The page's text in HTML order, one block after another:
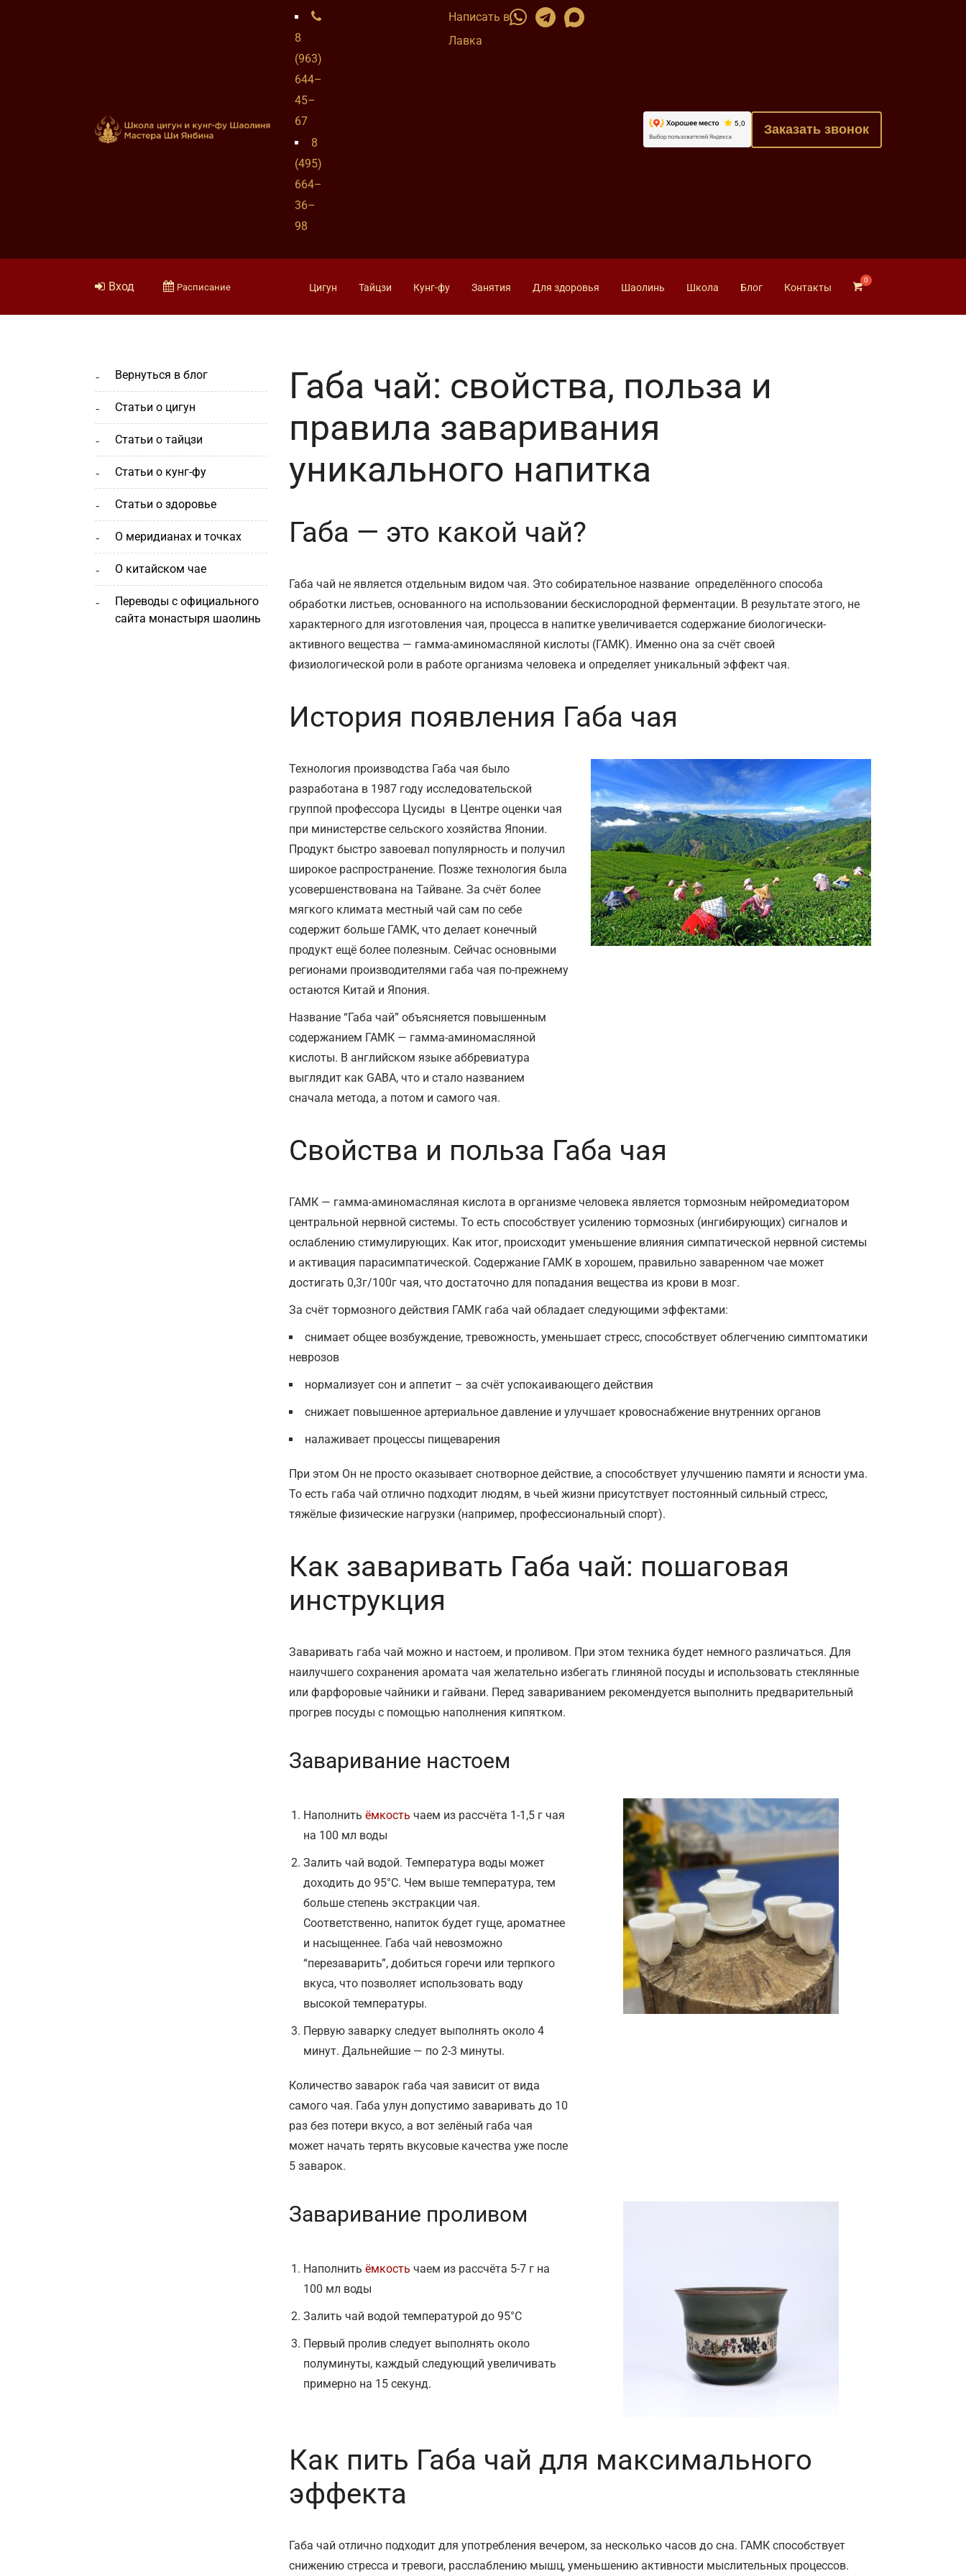
8
(963)
644–
45–
67
8
(495)
664–
36–
98
Написать в
Лавка
Заказать звонок
Вход Расписание Цигун Тайцзи Кунг-фу Занятия Для здоровья Шаолинь Школа Блог Контакты
вернуться в блог
статьи о цигун
статьи о тайцзи
статьи о кунг-фу
статьи о здоровье
о меридианах и точках
о китайском чае
переводы с официального
сайта монастыря шаолинь
Габа чай: свойства, польза и
правила заваривания
уникального напитка
Габа — это какой чай?
Габа чай не является отдельным видом чая. Это собирательное название определённого способа
обработки листьев, основанного на использовании бескислородной ферментации. В результате этого, не
характерного для изготовления чая, процесса в напитке увеличивается содержание биологически-
активного вещества — гамма-аминомасляной кислоты (ГАМК). Именно она за счёт своей
физиологической роли в работе организма человека и определяет уникальный эффект чая.
История появления Габа чая
Технология производства Габа чая было
разработана в 1987 году исследовательской
группой профессора Цусиды в Центре оценки чая
при министерстве сельского хозяйства Японии.
Продукт быстро завоевал популярность и получил
широкое распространение. Позже технология была
усовершенствована на Тайване. За счёт более
мягкого климата местный чай сам по себе
содержит больше ГАМК, что делает конечный
продукт ещё более полезным. Сейчас основными
регионами производителями габа чая по-прежнему
остаются Китай и Япония.
Название “Габа чай” объясняется повышенным
содержанием ГАМК — гамма-аминомасляной
кислоты. В английском языке аббревиатура
выглядит как GABA, что и стало названием
сначала метода, а потом и самого чая.
Свойства и польза Габа чая
ГАМК — гамма-аминомасляная кислота в организме человека является тормозным нейромедиатором
центральной нервной системы. То есть способствует усилению тормозных (ингибирующих) сигналов и
ослаблению стимулирующих. Как итог, происходит уменьшение влияния симпатической нервной системы
и активация парасимпатической. Содержание ГАМК в хорошем, правильно заваренном чае может
достигать 0,3г/100г чая, что достаточно для попадания вещества из крови в мозг.
За счёт тормозного действия ГАМК габа чай обладает следующими эффектами:
снимает общее возбуждение, тревожность, уменьшает стресс, способствует облегчению симптоматики
неврозов
нормализует сон и аппетит – за счёт успокаивающего действия
снижает повышенное артериальное давление и улучшает кровоснабжение внутренних органов
налаживает процессы пищеварения
При этом Он не просто оказывает снотворное действие, а способствует улучшению памяти и ясности ума.
То есть габа чай отлично подходит людям, в чьей жизни присутствует постоянный сильный стресс,
тяжёлые физические нагрузки (например, профессиональный спорт).
Как заваривать Габа чай: пошаговая
инструкция
Заваривать габа чай можно и настоем, и проливом. При этом техника будет немного различаться. Для
наилучшего сохранения аромата чая желательно избегать глиняной посуды и использовать стеклянные
или фарфоровые чайники и гайвани. Перед завариванием рекомендуется выполнить предварительный
прогрев посуды с помощью наполнения кипятком.
Заваривание настоем
Наполнить ёмкость чаем из рассчёта 1-1,5 г чая
на 100 мл воды
Залить чай водой. Температура воды может
доходить до 95°С. Чем выше температура, тем
больше степень экстракции чая.
Соответственно, напиток будет гуще, ароматнее
и насыщеннее. Габа чай невозможно
“перезаварить”, добиться горечи или терпкого
вкуса, что позволяет использовать воду
высокой температуры.
Первую заварку следует выполнять около 4
минут. Дальнейшие — по 2-3 минуты.
Количество заварок габа чая зависит от вида
самого чая. Габа улун допустимо заваривать до 10
раз без потери вкусо, а вот зелёный габа чая
может начать терять вкусовые качества уже после
5 заварок.
Заваривание проливом
Наполнить ёмкость чаем из рассчёта 5-7 г на
100 мл воды
Залить чай водой температурой до 95°С
Первый пролив следует выполнять около
полуминуты, каждый следующий увеличивать
примерно на 15 секунд.
Как пить Габа чай для максимального
эффекта
Габа чай отлично подходит для употребления вечером, за несколько часов до сна. ГАМК способствует
снижению стресса и тревоги, расслаблению мышц, уменьшению активности мыслительных процессов.